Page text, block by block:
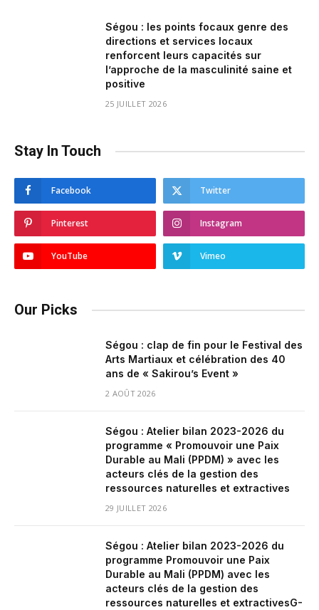
Ségou : les points focaux genre des
directions et services locaux
renforcent leurs capacités sur
l’approche de la masculinité saine et
positive
25 JUILLET 2026
Stay In Touch
Facebook Twitter
Pinterest Instagram
YouTube Vimeo
Our Picks
Ségou : clap de fin pour le Festival des
Arts Martiaux et célébration des 40
ans de « Sakirou’s Event »
2 AOÛT 2026
Ségou : Atelier bilan 2023-2026 du
programme « Promouvoir une Paix
Durable au Mali (PPDM) » avec les
acteurs clés de la gestion des
ressources naturelles et extractives
29 JUILLET 2026
Ségou : Atelier bilan 2023-2026 du
programme Promouvoir une Paix
Durable au Mali (PPDM) avec les
acteurs clés de la gestion des
ressources naturelles et extractivesG-